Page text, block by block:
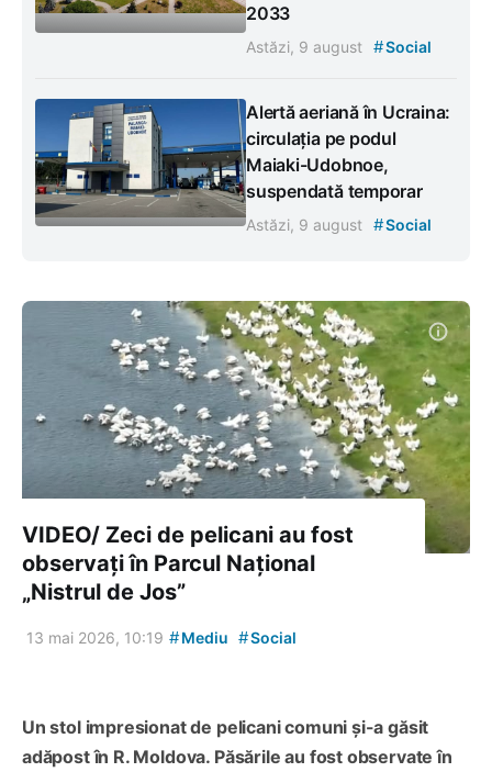
2033
Astăzi, 9 august #Social
Alertă aeriană în Ucraina:
circulația pe podul
Maiaki-Udobnoe,
suspendată temporar
Astăzi, 9 august #Social
VIDEO/ Zeci de pelicani au fost
observați în Parcul Național
„Nistrul de Jos”
13 mai 2026, 10:19 #Mediu #Social
Un stol impresionat de pelicani comuni și-a găsit
adăpost în R. Moldova. Păsările au fost observate în